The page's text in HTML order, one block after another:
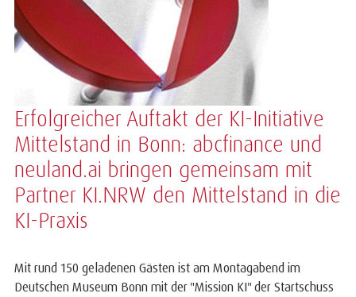
Erfolgreicher Auftakt der KI-Initiative
Mittelstand in Bonn: abcfinance und
neuland.ai bringen gemeinsam mit
Partner KI.NRW den Mittelstand in die
KI-Praxis
Mit rund 150 geladenen Gästen ist am Montagabend im
Deutschen Museum Bonn mit der "Mission KI" der Startschuss